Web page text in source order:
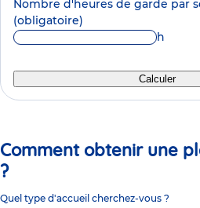
Nombre d'heures de garde par
(obligatoire)
h
Calculer
Comment obtenir une
?
Quel type d'accueil cherchez-vous ?